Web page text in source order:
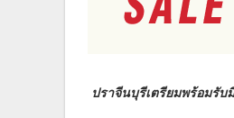
ปราจีนบุรีเตรียมพร้อมรั